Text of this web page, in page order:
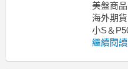
美盤商
海外期
小S＆
海外期
繼續閱